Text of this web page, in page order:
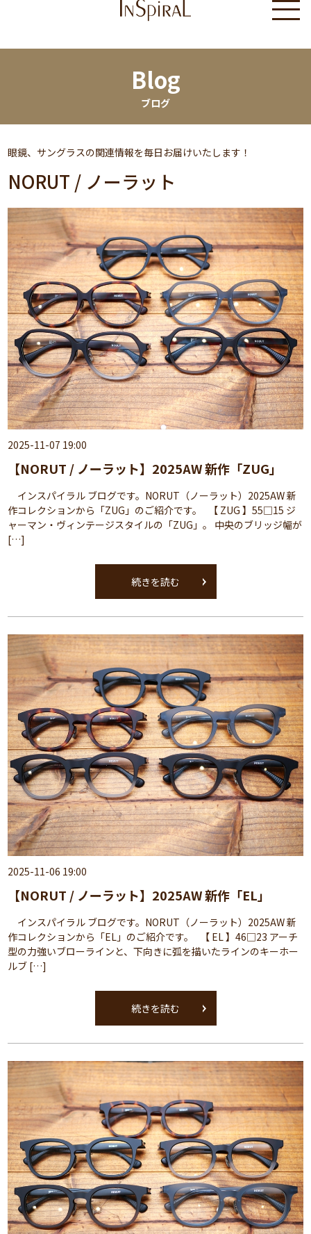
Blog
ブログ
眼鏡、サングラスの関連情報を毎日お届けいたします！
NORUT / ノーラット
2025-11-07 19:00
【NORUT / ノーラット】2025AW 新作「ZUG」
インスパイラル ブログです。NORUT（ノーラット）2025AW 新
作コレクションから「ZUG」のご紹介です。 【 ZUG 】55□15 ジ
ャーマン・ヴィンテージスタイルの「ZUG」。 中央のブリッジ幅が
[…]
続きを読む
2025-11-06 19:00
【NORUT / ノーラット】2025AW 新作「EL」
インスパイラル ブログです。NORUT（ノーラット）2025AW 新
作コレクションから「EL」のご紹介です。 【 EL 】46□23 アーチ
型の力強いブローラインと、下向きに弧を描いたラインのキーホー
ルブ […]
続きを読む